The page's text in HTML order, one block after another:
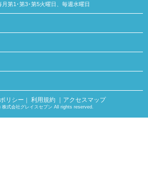
月第1･第3･第5火曜日、毎週水曜日
リシー ｜ 利用規約 ｜アクセスマップ
式会社グレイスセブン All rights reserved.